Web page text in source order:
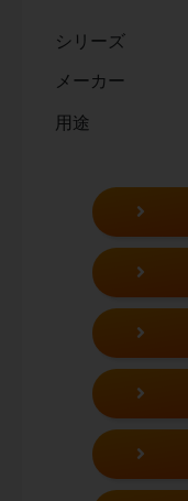
シリーズ
メーカー
用途